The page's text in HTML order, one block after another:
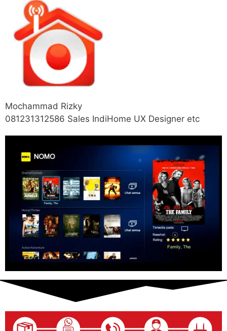
Mochammad Rizky
081231312586 Sales IndiHome UX Designer etc